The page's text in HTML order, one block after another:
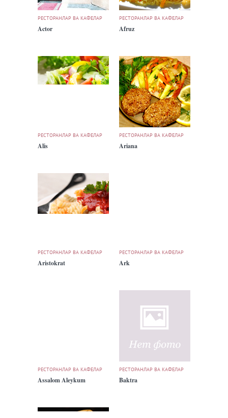
РЕСТОРАНЛАР ВА КАФЕЛАР
Actor
РЕСТОРАНЛАР ВА КАФЕЛАР
Afruz
РЕСТОРАНЛАР ВА КАФЕЛАР
Alis
РЕСТОРАНЛАР ВА КАФЕЛАР
Ariana
РЕСТОРАНЛАР ВА КАФЕЛАР
Aristokrat
РЕСТОРАНЛАР ВА КАФЕЛАР
Ark
РЕСТОРАНЛАР ВА КАФЕЛАР
Assalom Aleykum
РЕСТОРАНЛАР ВА КАФЕЛАР
Baktra